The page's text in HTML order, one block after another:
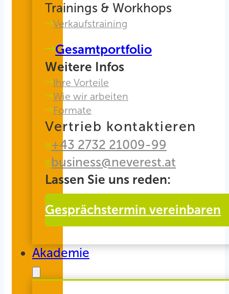
Trainings & Workhops
Verkaufstraining
Gesamtportfolio
Weitere Infos
Ihre Vorteile
Wie wir arbeiten
Formate
Vertrieb kontaktieren
+43 2732 21009-99
business@neverest.at
Lassen Sie uns reden:
Gesprächstermin vereinbaren
Akademie